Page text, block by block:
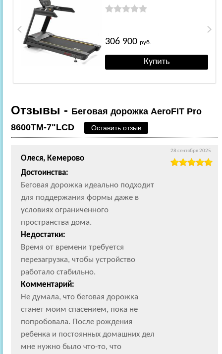
306 900 руб.
Отзывы - Беговая дорожка AeroFIT Pro
8600TM-7"LCD
Оставить отзыв
Олеся, Кемерово
Достоинства:
Беговая дорожка идеально подходит
для поддержания формы даже в
условиях ограниченного
пространства дома.
Недостатки:
Время от времени требуется
перезагрузка, чтобы устройство
работало стабильно.
Комментарий:
Не думала, что беговая дорожка
станет моим спасением, пока не
попробовала. После рождения
ребенка и постоянных домашних дел
мне нужно было что-то, что
28 сентября 2025